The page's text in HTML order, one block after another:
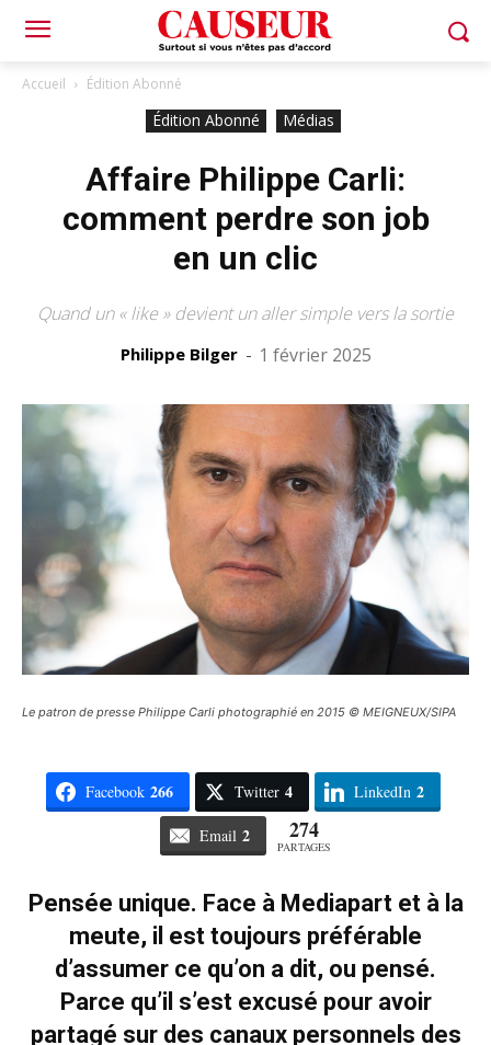
Accueil Édition Abonné
Édition Abonné Médias
Affaire Philippe Carli:
comment perdre son job
en un clic
Quand un « like » devient un aller simple vers la sortie
Philippe Bilger - 1 février 2025
Le patron de presse Philippe Carli photographié en 2015 © MEIGNEUX/SIPA
Facebook 266 Twitter 4 LinkedIn 2
Email 2 274
PARTAGES
Pensée unique. Face à Mediapart et à la
meute, il est toujours préférable
d’assumer ce qu’on a dit, ou pensé.
Parce qu’il s’est excusé pour avoir
partagé sur des canaux personnels des